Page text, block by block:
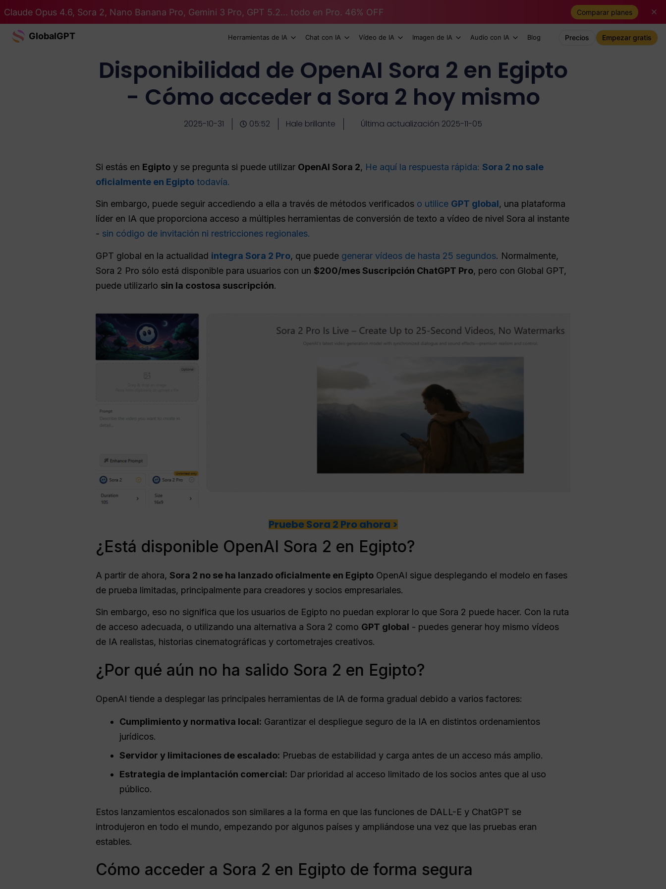
Claude Opus 4.6, Sora 2, Nano Banana Pro, Gemini 3 Pro, GPT 5.2... todo en Pro. 46% OFF Comparar planes
GlobalGPT Herramientas de IA Chat con IA Vídeo de IA Imagen de IA Audio con IA Blog Precios Empezar gratis
Disponibilidad de OpenAI Sora 2 en Egipto
- Cómo acceder a Sora 2 hoy mismo
2025-10-31 05:52 Hale brillante Última actualización 2025-11-05
Si estás en Egipto y se pregunta si puede utilizar OpenAI Sora 2, He aquí la respuesta rápida: Sora 2 no sale
oficialmente en Egipto todavía.
Sin embargo, puede seguir accediendo a ella a través de métodos verificados o utilice GPT global, una plataforma
líder en IA que proporciona acceso a múltiples herramientas de conversión de texto a vídeo de nivel Sora al instante
- sin código de invitación ni restricciones regionales.
GPT global en la actualidad integra Sora 2 Pro, que puede generar vídeos de hasta 25 segundos. Normalmente,
Sora 2 Pro sólo está disponible para usuarios con un $200/mes Suscripción ChatGPT Pro, pero con Global GPT,
puede utilizarlo sin la costosa suscripción.
Pruebe Sora 2 Pro ahora >
¿Está disponible OpenAI Sora 2 en Egipto?
A partir de ahora, Sora 2 no se ha lanzado oficialmente en Egipto OpenAI sigue desplegando el modelo en fases
de prueba limitadas, principalmente para creadores y socios empresariales.
Sin embargo, eso no significa que los usuarios de Egipto no puedan explorar lo que Sora 2 puede hacer. Con la ruta
de acceso adecuada, o utilizando una alternativa a Sora 2 como GPT global - puedes generar hoy mismo vídeos
de IA realistas, historias cinematográficas y cortometrajes creativos.
¿Por qué aún no ha salido Sora 2 en Egipto?
OpenAI tiende a desplegar las principales herramientas de IA de forma gradual debido a varios factores:
Cumplimiento y normativa local: Garantizar el despliegue seguro de la IA en distintos ordenamientos
jurídicos.
Servidor y limitaciones de escalado: Pruebas de estabilidad y carga antes de un acceso más amplio.
Estrategia de implantación comercial: Dar prioridad al acceso limitado de los socios antes que al uso
público.
Estos lanzamientos escalonados son similares a la forma en que las funciones de DALL-E y ChatGPT se
introdujeron en todo el mundo, empezando por algunos países y ampliándose una vez que las pruebas eran
estables.
Cómo acceder a Sora 2 en Egipto de forma segura